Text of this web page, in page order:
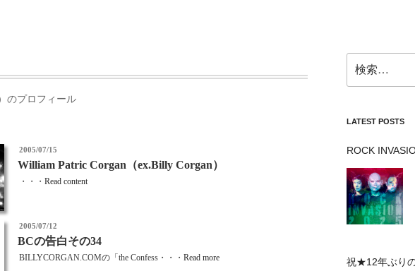
のプロフィール
投
稿
2005/07/15
William Patric Corgan（ex.Billy Corgan）
・・・Read content
投
稿
日:
2005/07/12
BCの告白その34
BILLYCORGAN.COMの「the Confess・・・Read more
索:
LATEST POSTS
ROCK
祝★12年ぶり